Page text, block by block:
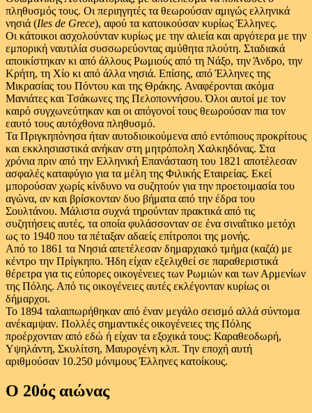
πληθυσμός τους. Οι περιηγητές τα θεωρούσαν αμιγώς ελληνικά
νησιά (Iles de Grece), αφού τα κατοικούσαν κυρίως Έλληνες.
Οι κάτοικοι ασχολούνταν κυρίως με την αλιεία και αργότερα με την
εμπορική ναυτιλία συσσωρεύοντας αμύθητα πλούτη. Σταδιακά
αποικίστηκαν κι από άλλους Ρωμιούς από τη Νάξο, την Άνδρο, την
Κρήτη, τη Χίο κι από άλλα νησιά. Επίσης, από Έλληνες της
Μικρασίας του Πόντου και της Θράκης. Αναφέρονται ακόμα
Μανιάτες και Τσάκωνες της Πελοποννήσου. Όλοι αυτοί με τον
καιρό συγχωνεύτηκαν και οι απόγονοί τους θεωρούσαν πια τον
εαυτό τους αυτόχθονα πληθυσμό.
Τα Πριγκηπόνησα ήταν αυτοδιοικούμενα από εντόπιους προκρίτους
και εκκλησιαστικά ανήκαν στη μητρόπολη Χαλκηδόνας. Στα
χρόνια πριν από την Ελληνική Επανάσταση του 1821 αποτέλεσαν
ασφαλές καταφύγιο για τα μέλη της Φιλικής Εταιρείας. Εκεί
μπορούσαν χωρίς κίνδυνο να συζητούν για την προετοιμασία του
αγώνα, αν και βρίσκονταν δυο βήματα από την έδρα του
Σουλτάνου. Μάλιστα συχνά τηρούνταν πρακτικά από τις
συζητήσεις αυτές, τα οποία φυλάσσονταν σε ένα σιναΐτικο μετόχι
ως το 1940 που τα πέταξαν αδαείς επίτροποι της μονής.
Από το 1861 τα Νησιά απετέλεσαν δημαρχιακό τμήμα (καζά) με
κέντρο την Πρίγκηπο. Ήδη είχαν εξελιχθεί σε παραθεριστικά
θέρετρα για τις εύπορες οικογένειες των Ρωμιών και των Αρμενίων
της Πόλης. Από τις οικογένειες αυτές εκλέγονταν κυρίως οι
δήμαρχοι.
Το 1894 ταλαιπωρήθηκαν από έναν μεγάλο σεισμό αλλά σύντομα
ανέκαμψαν. Πολλές σημαντικές οικογένειες της Πόλης
προέρχονταν από εδώ ή είχαν τα εξοχικά τους: Καραθεοδωρή,
Υψηλάντη, Σκυλίτση, Μαυρογένη κλπ. Την εποχή αυτή
αριθμούσαν 10.250 μόνιμους Έλληνες κατοίκους.
Ο 20ός αιώνας